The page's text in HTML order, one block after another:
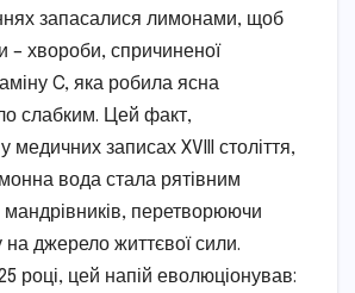
запасалися лимонами, щоб
– хвороби, спричиненої
C, яка робила ясна
слабким. Цей факт,
медичних записах XVIII століття,
вода стала рятівним
мандрівників, перетворюючи
на джерело життєвої сили.
році, цей напій еволюціонував: